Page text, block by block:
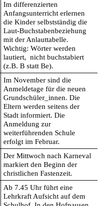
Im differenzierten
Anfangsunterricht erlernen
die Kinder selbstständig die
Laut-Buchstabenbeziehung
mit der Anlauttabelle.
Wichtig: Wörter werden
lautiert, nicht buchstabiert
(z.B. B statt Be).
Im November sind die
Anmeldetage für die neuen
Grundschüler_innen. Die
Eltern werden seitens der
Stadt informiert. Die
Anmeldung zur
weiterführenden Schule
erfolgt im Februar.
Der Mittwoch nach Karneval
markiert den Beginn der
christlichen Fastenzeit.
Ab 7.45 Uhr führt eine
Lehrkraft Aufsicht auf dem